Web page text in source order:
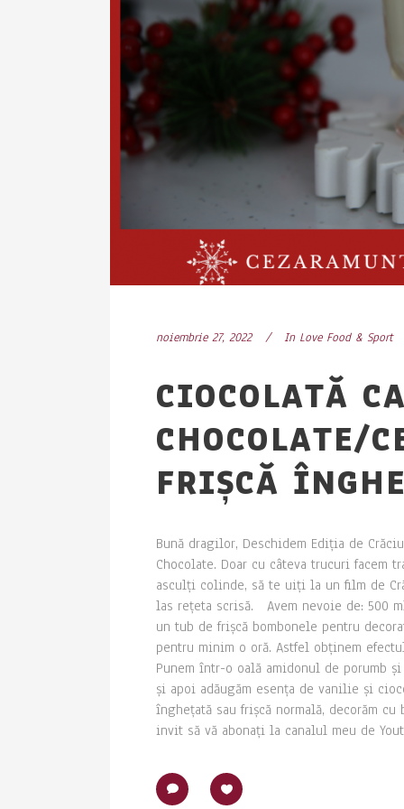
noiembrie 27, 2022 In Love Food & Sport
CIOCOLATĂ
CHOCOLATE/
FRIȘCĂ
Bună dragilor, Deschidem Ediția de
Chocolate. Doar cu câteva trucuri facem
asculți colinde, să te uiți la un film de
las rețeta scrisă. Avem nevoie de: 500
un tub de frișcă bombonele pentru
pentru minim o oră. Astfel obținem
Punem într-o oală amidonul de porumb
și apoi adăugăm esența de vanilie și
înghețată sau frișcă normală, decorăm
invit să vă abonați la canalul meu de